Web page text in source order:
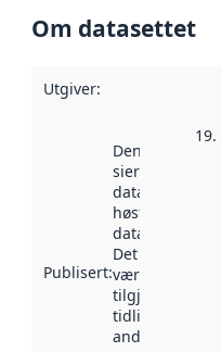
Om datasettet
Utgiver:
Publisert:
Denne datoen
sier når
datasettet ble
høstet av
data.norge.no.
Det kan ha
vært
tilgjengelig
tidligere
andre steder.